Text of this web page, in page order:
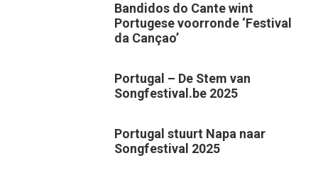
Bandidos do Cante wint
Portugese voorronde ‘Festival
da Cançao’
Portugal – De Stem van
Songfestival.be 2025
Portugal stuurt Napa naar
Songfestival 2025